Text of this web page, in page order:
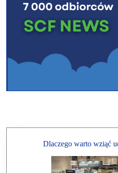
Dlaczego warto wziąć